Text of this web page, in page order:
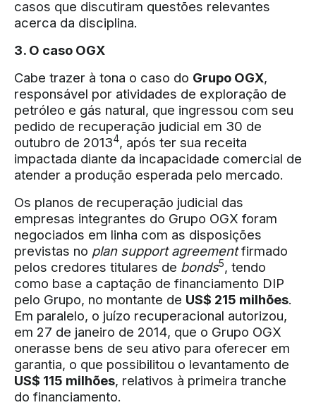
casos que discutiram questões relevantes
acerca da disciplina.
3. O caso OGX
Cabe trazer à tona o caso do Grupo OGX,
responsável por atividades de exploração de
petróleo e gás natural, que ingressou com seu
pedido de recuperação judicial em 30 de
outubro de 20134, após ter sua receita
impactada diante da incapacidade comercial de
atender a produção esperada pelo mercado.
Os planos de recuperação judicial das
empresas integrantes do Grupo OGX foram
negociados em linha com as disposições
previstas no plan support agreementfirmado
pelos credores titulares de bonds5, tendo
como base a captação de financiamento DIP
pelo Grupo, no montante de US$ 215 milhões.
Em paralelo, o juízo recuperacional autorizou,
em 27 de janeiro de 2014, que o Grupo OGX
onerasse bens de seu ativo para oferecer em
garantia, o que possibilitou o levantamento de
US$ 115 milhões, relativos à primeira tranche
do financiamento.